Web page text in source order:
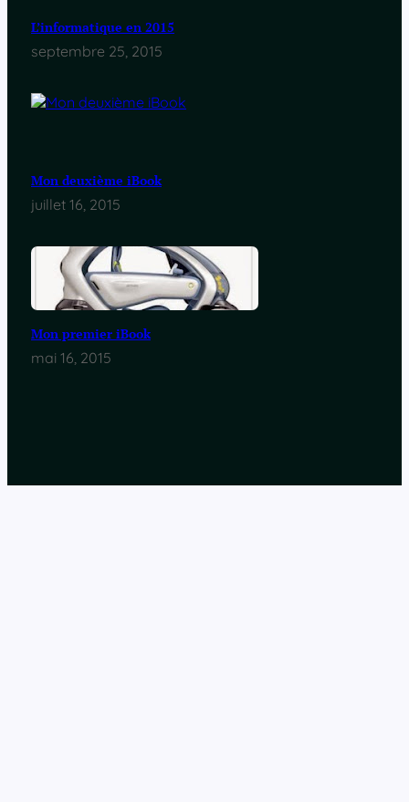
L’informatique en 2015
septembre 25, 2015
Mon deuxième iBook
juillet 16, 2015
Mon premier iBook
mai 16, 2015